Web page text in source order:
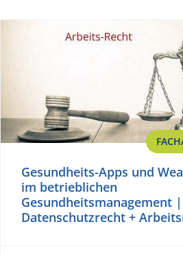
Gesundheits-Apps und
im betrieblichen
Gesundheitsmanagement |
Datenschutzrecht +